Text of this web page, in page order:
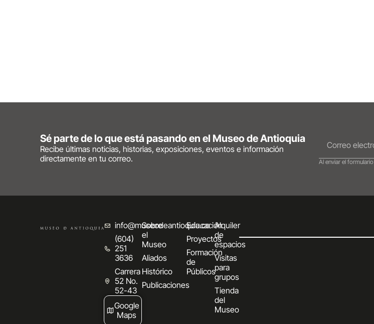
Sé parte de lo que está pasando en el Museo de Antioquia
Recibe últimas noticias, historias, exposiciones, eventos e información
directamente en tu correo.
Al enviar el
info@museodeantioquia.co
(604)
251
3636
Carrera
52 No.
52-43
Google
Maps
Sobre
el
Museo
Aliados
Histórico
Publicaciones
Educación
Proyectos
Formación
de
Públicos
Alquiler
de
espacios
Visitas
para
grupos
Tienda
del
Museo